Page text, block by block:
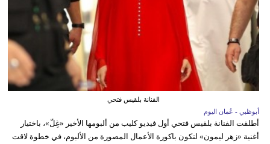
الفنانة بلقيس فتحي
أبوظبي - عُمان اليوم
أطلقت الفنانة بلقيس فتحي أول فيديو كليب من ألبومها الأخير «غِلّ»، باختيار
أغنية «زهر ليمون» لتكون باكورة الأعمال المصورة من الألبوم، في خطوة لاقت